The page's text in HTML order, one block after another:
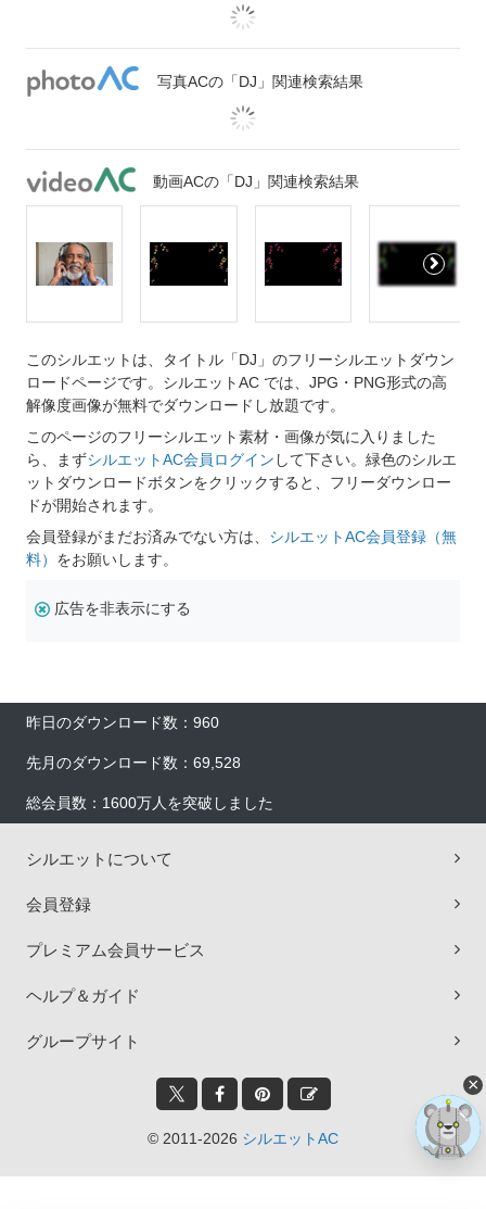
写真ACの「DJ」関連検索結果
動画ACの「DJ」関連検索結果
このシルエットは、タイトル「DJ」のフリーシルエットダウン
ロードページです。シルエットAC では、JPG・PNG形式の高
解像度画像が無料でダウンロードし放題です。
このページのフリーシルエット素材・画像が気に入りました
ら、まずシルエットAC会員ログイン して下さい。緑色のシルエ
ットダウンロードボタンをクリックすると、フリーダウンロー
ドが開始されます。
会員登録がまだお済みでない方は、 シルエットAC会員登録（無
料） をお願いします。
広告を非表示にする
昨日のダウンロード数：960
先月のダウンロード数：69,528
総会員数：1600万人を突破しました
シルエットについて
会員登録
プレミアム会員サービス
ヘルプ＆ガイド
グループサイト
© 2011-2026 シルエットAC
×